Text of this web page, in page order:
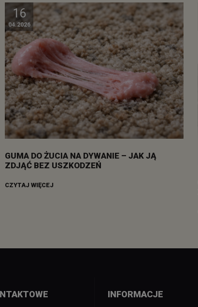
16
04.2026
GUMA DO ŻUCIA NA DYWANIE – JAK JĄ
ZDJĄĆ BEZ USZKODZEŃ
CZYTAJ WIĘCEJ
INFORMACJE